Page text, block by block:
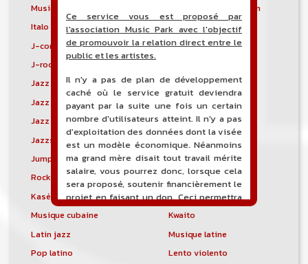
Musique irlandaise
Rock progressif italien
Italo Disco
Italo house
J-core
J-pop
J-rock
Jazz blues
Jazz modal
Jazz Nouvelle-Orléans
Jazz punk
Jazz vocal
Jazz-funk
Jazzstep
Jersey club
Jump blues
Jump-up
Rock canadien
Kansas City blues
Kasékò
Kizomba
Musique cubaine
Kwaito
Latin jazz
Musique latine
Pop latino
Lento violento
Ce service vous est proposé par
l'association Music Park avec l'objectif
de promouvoir la relation direct entre le
public et les artistes.
Il n'y a pas de plan de développement
caché où le service gratuit deviendra
payant par la suite une fois un certain
nombre d'utilisateurs atteint. Il n'y a pas
d'exploitation des données dont la visée
est un modèle économique. Néanmoins
ma grand mère disait tout travail mérite
salaire, vous pourrez donc, lorsque cela
sera proposé, soutenir financièrement le
projet en faisant un don. Ceci permettra
de financer l'hébergement, le nom de
de développement du site, et peut-être
une campagne de communication. Il va